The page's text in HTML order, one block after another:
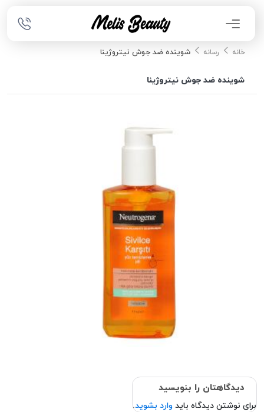
خانه رسانه شوینده ضد جوش نیتروژینا
شوینده ضد جوش نیتروژینا
دیدگاهتان را بنویسید
برای نوشتن دیدگاه باید وارد بشوید.